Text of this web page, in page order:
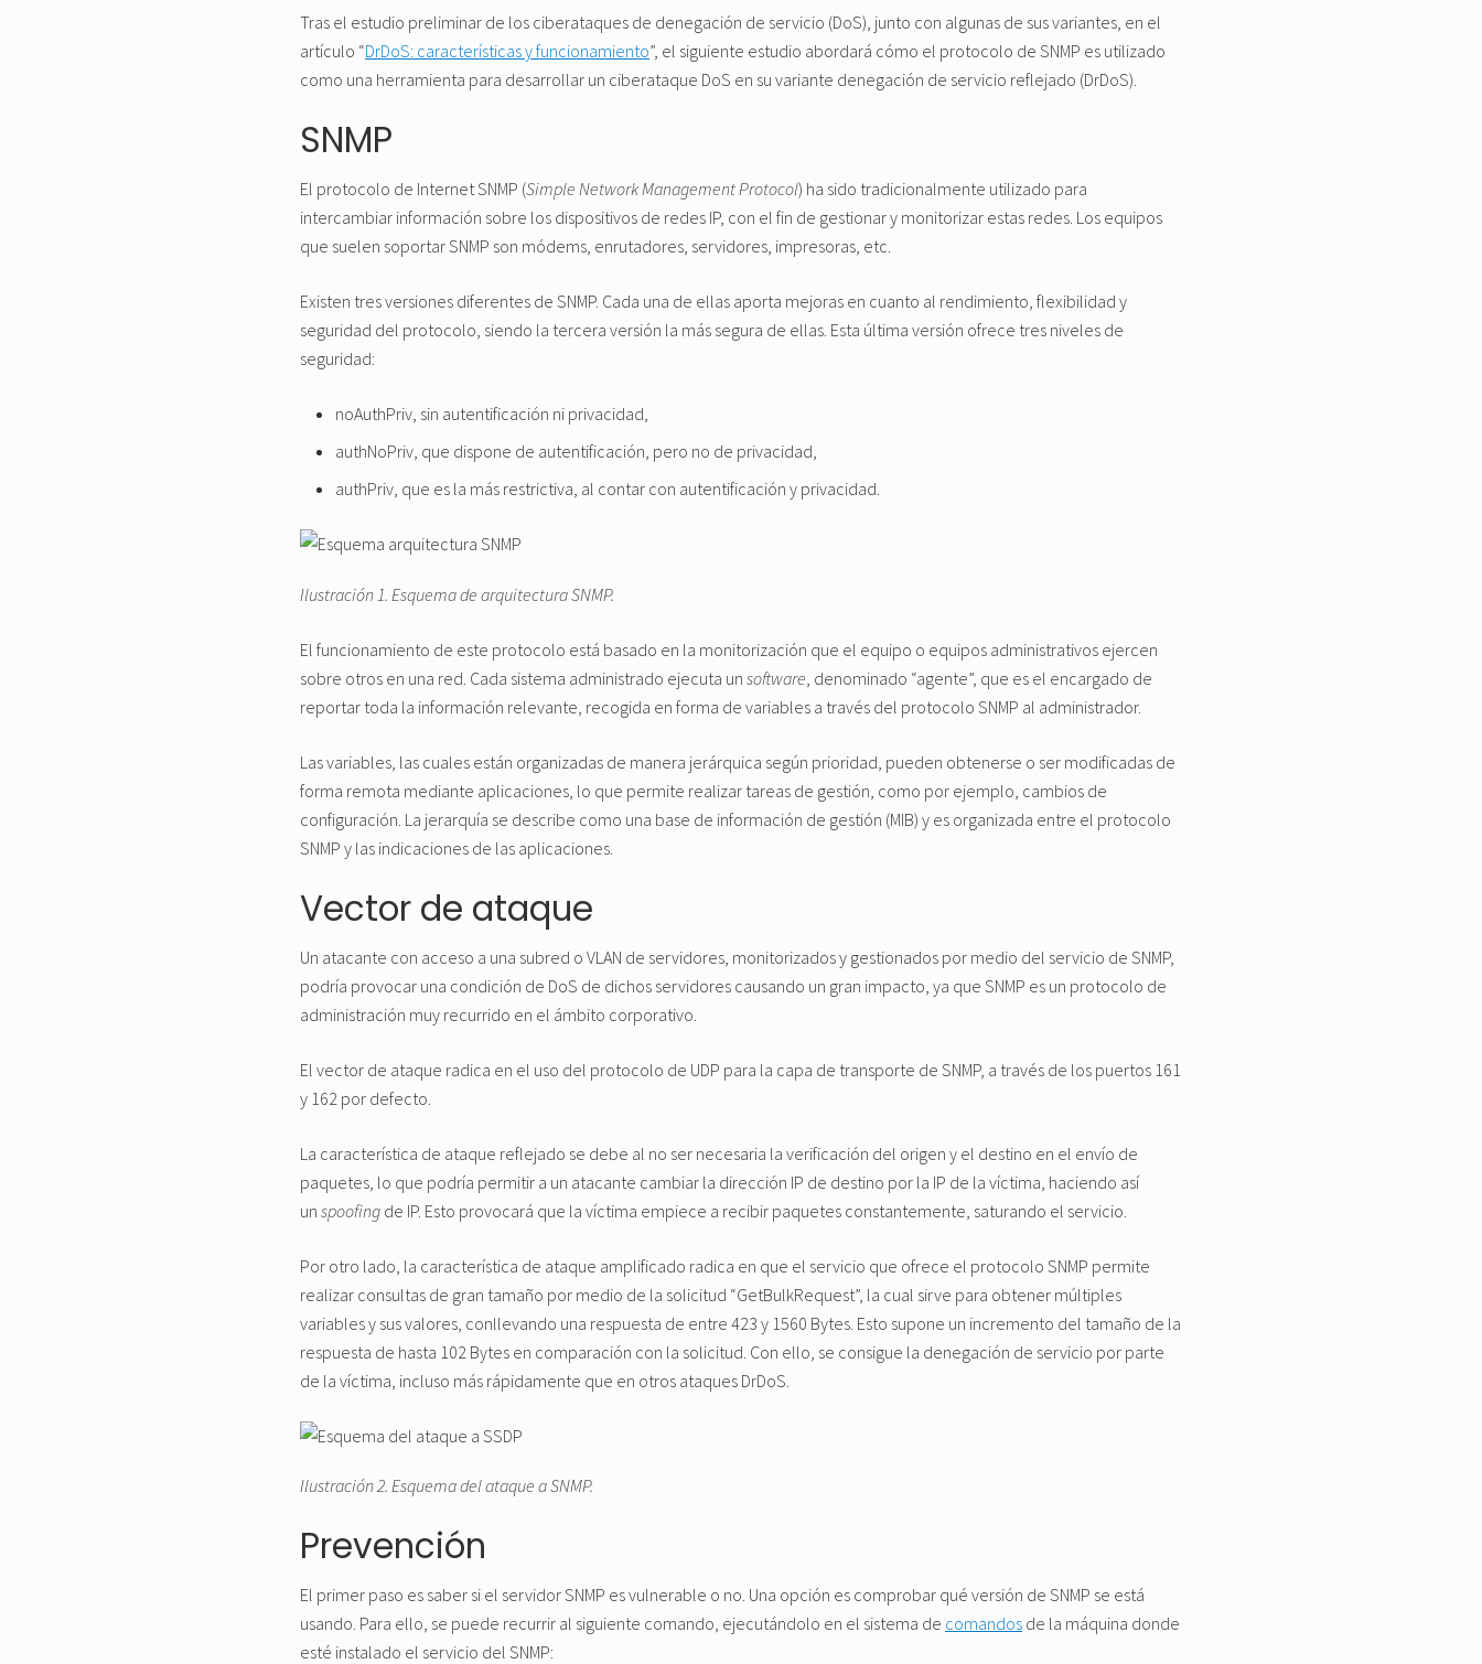
Tras el estudio preliminar de los ciberataques de denegación de servicio (DoS), junto con algunas de sus variantes, en el
artículo “DrDoS: características y funcionamiento”, el siguiente estudio abordará cómo el protocolo de SNMP es utilizado
como una herramienta para desarrollar un ciberataque DoS en su variante denegación de servicio reflejado (DrDoS).
SNMP
El protocolo de Internet SNMP (Simple Network Management Protocol) ha sido tradicionalmente utilizado para
intercambiar información sobre los dispositivos de redes IP, con el fin de gestionar y monitorizar estas redes. Los equipos
que suelen soportar SNMP son módems, enrutadores, servidores, impresoras, etc.
Existen tres versiones diferentes de SNMP. Cada una de ellas aporta mejoras en cuanto al rendimiento, flexibilidad y
seguridad del protocolo, siendo la tercera versión la más segura de ellas. Esta última versión ofrece tres niveles de
seguridad:
noAuthPriv, sin autentificación ni privacidad,
authNoPriv, que dispone de autentificación, pero no de privacidad,
authPriv, que es la más restrictiva, al contar con autentificación y privacidad.
Ilustración 1. Esquema de arquitectura SNMP.
El funcionamiento de este protocolo está basado en la monitorización que el equipo o equipos administrativos ejercen
sobre otros en una red. Cada sistema administrado ejecuta un software , denominado “agente”, que es el encargado de
reportar toda la información relevante, recogida en forma de variables a través del protocolo SNMP al administrador.
Las variables, las cuales están organizadas de manera jerárquica según prioridad, pueden obtenerse o ser modificadas de
forma remota mediante aplicaciones, lo que permite realizar tareas de gestión, como por ejemplo, cambios de
configuración. La jerarquía se describe como una base de información de gestión (MIB) y es organizada entre el protocolo
SNMP y las indicaciones de las aplicaciones.
Vector de ataque
Un atacante con acceso a una subred o VLAN de servidores, monitorizados y gestionados por medio del servicio de SNMP,
podría provocar una condición de DoS de dichos servidores causando un gran impacto, ya que SNMP es un protocolo de
administración muy recurrido en el ámbito corporativo.
El vector de ataque radica en el uso del protocolo de UDP para la capa de transporte de SNMP, a través de los puertos 161
y 162 por defecto.
La característica de ataque reflejado se debe al no ser necesaria la verificación del origen y el destino en el envío de
paquetes, lo que podría permitir a un atacante cambiar la dirección IP de destino por la IP de la víctima, haciendo así
un spoofing de IP. Esto provocará que la víctima empiece a recibir paquetes constantemente, saturando el servicio.
Por otro lado, la característica de ataque amplificado radica en que el servicio que ofrece el protocolo SNMP permite
realizar consultas de gran tamaño por medio de la solicitud “GetBulkRequest”, la cual sirve para obtener múltiples
variables y sus valores, conllevando una respuesta de entre 423 y 1560 Bytes. Esto supone un incremento del tamaño de la
respuesta de hasta 102 Bytes en comparación con la solicitud. Con ello, se consigue la denegación de servicio por parte
de la víctima, incluso más rápidamente que en otros ataques DrDoS.
Ilustración 2. Esquema del ataque a SNMP.
Prevención
El primer paso es saber si el servidor SNMP es vulnerable o no. Una opción es comprobar qué versión de SNMP se está
usando. Para ello, se puede recurrir al siguiente comando, ejecutándolo en el sistema de comandos de la máquina donde
esté instalado el servicio del SNMP: